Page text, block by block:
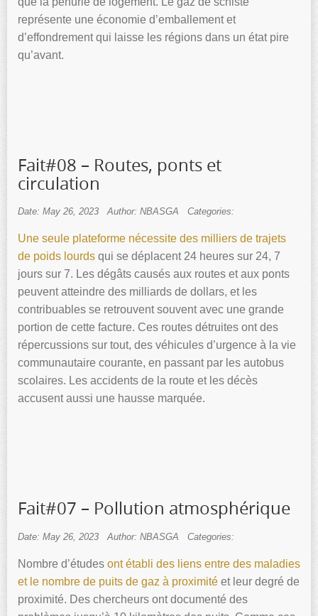
représente une économie d’emballement et
d’effondrement qui laisse les régions dans un état pire
qu’avant.
Fait#08 – Routes, ponts et
circulation
Date: May 26, 2023 Author: NBASGA Categories:
Une seule plateforme nécessite des milliers de trajets
de poids lourds qui se déplacent 24 heures sur 24, 7
jours sur 7. Les dégâts causés aux routes et aux ponts
peuvent atteindre des milliards de dollars, et les
contribuables se retrouvent souvent avec une grande
portion de cette facture. Ces routes détruites ont des
répercussions sur tout, des véhicules d’urgence à la vie
communautaire courante, en passant par les autobus
scolaires. Les accidents de la route et les décès
accusent aussi une hausse marquée.
Fait#07 – Pollution atmosphérique
Date: May 26, 2023 Author: NBASGA Categories:
Nombre d’études ont établi des liens entre des maladies
et le nombre de puits de gaz à proximité et leur degré de
proximité. Des chercheurs ont documenté des